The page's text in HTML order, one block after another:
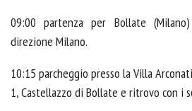
09:00 partenza per Bollate (Milano)
direzione Milano.
10:15 parcheggio presso la Villa
1, Castellazzo di Bollate e ritrovo con i